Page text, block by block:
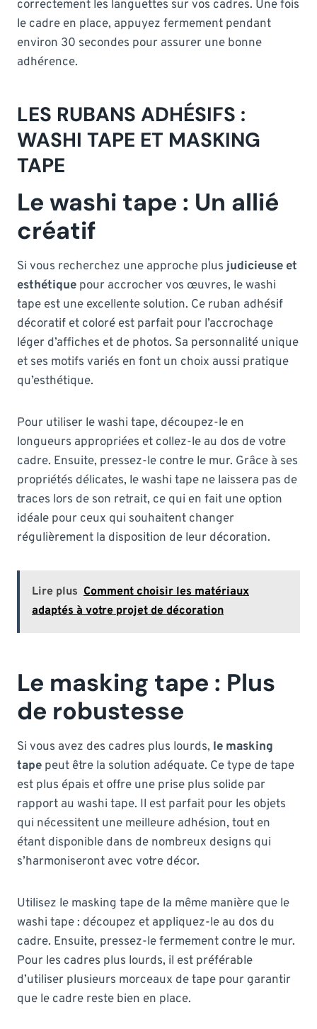
correctement les languettes sur vos cadres. Une fois
le cadre en place, appuyez fermement pendant
environ 30 secondes pour assurer une bonne
adhérence.
LES RUBANS ADHÉSIFS :
WASHI TAPE ET MASKING
TAPE
Le washi tape : Un allié
créatif
Si vous recherchez une approche plusjudicieuse et
esthétique pour accrocher vos œuvres, le washi
tape est une excellente solution. Ce ruban adhésif
décoratif et coloré est parfait pour l’accrochage
léger d’affiches et de photos. Sa personnalité unique
et ses motifs variés en font un choix aussi pratique
qu’esthétique.
Pour utiliser le washi tape, découpez-le en
longueurs appropriées et collez-le au dos de votre
cadre. Ensuite, pressez-le contre le mur. Grâce à ses
propriétés délicates, le washi tape ne laissera pas de
traces lors de son retrait, ce qui en fait une option
idéale pour ceux qui souhaitent changer
régulièrement la disposition de leur décoration.
Lire plus Comment choisir les matériaux
adaptés à votre projet de décoration
Le masking tape : Plus
de robustesse
Si vous avez des cadres plus lourds, le masking
tape peut être la solution adéquate. Ce type de tape
est plus épais et offre une prise plus solide par
rapport au washi tape. Il est parfait pour les objets
qui nécessitent une meilleure adhésion, tout en
étant disponible dans de nombreux designs qui
s’harmoniseront avec votre décor.
Utilisez le masking tape de la même manière que le
washi tape : découpez et appliquez-le au dos du
cadre. Ensuite, pressez-le fermement contre le mur.
Pour les cadres plus lourds, il est préférable
d’utiliser plusieurs morceaux de tape pour garantir
que le cadre reste bien en place.